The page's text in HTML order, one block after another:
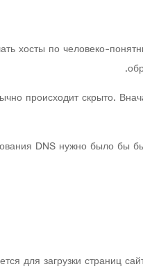
хосты по человеко-
происходит скрыто.
DNS нужно было бы
для загрузки страниц